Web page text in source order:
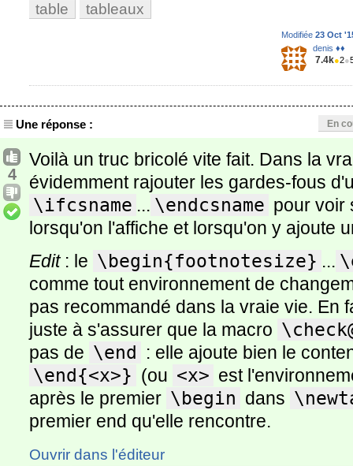
table tableaux
Modifiée 23 Oct
denis ♦♦
7.4k●2●
Une réponse : En
4
Voilà un truc bricolé vite fait. Dans la
évidemment rajouter les gardes-fous
\ifcsname ... \endcsname pour voir
lorsqu'on l'affiche et lorsqu'on y ajoute
Edit: le \begin{footnotesize} ...
comme tout environnement de
pas recommandé dans la vraie vie. En
juste à s'assurer que la macro
pas de \end : elle ajoute bien le
\end{<x>} (ou <x> est
après le premier \begin dans
premier end qu'elle rencontre.
Ouvrir dans l'éditeur